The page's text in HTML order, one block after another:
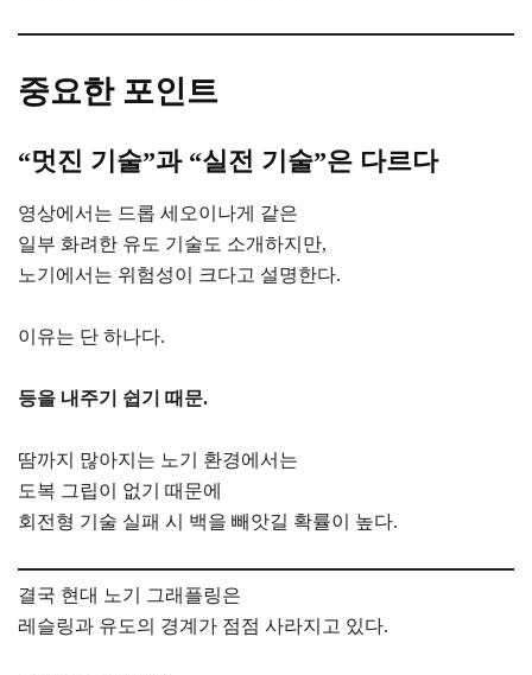
중요한 포인트
“멋진 기술”과 “실전 기술”은 다르다
영상에서는 드롭 세오이나게 같은
일부 화려한 유도 기술도 소개하지만,
노기에서는 위험성이 크다고 설명한다.
이유는 단 하나다.
등을 내주기 쉽기 때문.
땀까지 많아지는 노기 환경에서는
도복 그립이 없기 때문에
회전형 기술 실패 시 백을 빼앗길 확률이 높다.
결국 현대 노기 그래플링은
레슬링과 유도의 경계가 점점 사라지고 있다.